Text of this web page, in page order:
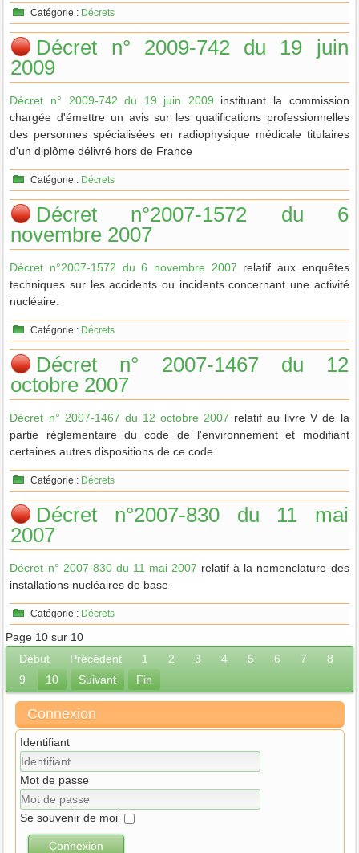
Catégorie : Décrets
Décret n° 2009-742 du 19 juin
2009
Décret n° 2009-742 du 19 juin 2009 instituant la commission
chargée d'émettre un avis sur les qualifications professionnelles
des personnes spécialisées en radiophysique médicale titulaires
d'un diplôme délivré hors de France
Catégorie : Décrets
Décret n°2007-1572 du 6
novembre 2007
Décret n°2007-1572 du 6 novembre 2007 relatif aux enquêtes
techniques sur les accidents ou incidents concernant une activité
nucléaire.
Catégorie : Décrets
Décret n° 2007-1467 du 12
octobre 2007
Décret n° 2007-1467 du 12 octobre 2007 relatif au livre V de la
partie réglementaire du code de l'environnement et modifiant
certaines autres dispositions de ce code
Catégorie : Décrets
Décret n°2007-830 du 11 mai
2007
Décret n° 2007-830 du 11 mai 2007 relatif à la nomenclature des
installations nucléaires de base
Catégorie : Décrets
Page 10 sur 10
Début
Précédent 1 2 3 4 5 6 7
8
9
10 Suivant Fin
Connexion
Identifiant
Mot de passe
Se souvenir de moi
Connexion